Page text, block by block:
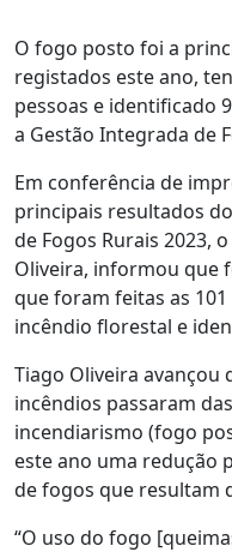
O fogo posto foi a
registados este ano,
pessoas e identificado
a Gestão Integrada de
Em conferência de
principais resultados
de Fogos Rurais 2023,
Oliveira, informou que
que foram feitas as
incêndio florestal e
Tiago Oliveira avançou
incêndios passaram
incendiarismo (fogo
este ano uma redução
de fogos que resultam
“O uso do fogo